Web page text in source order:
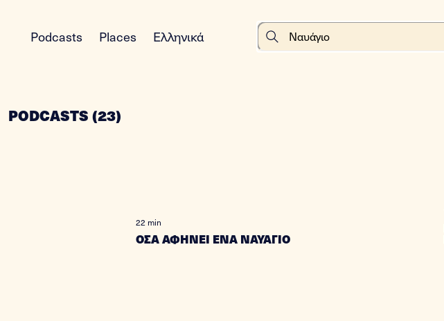
Podcasts Places Ελληνικά
PODCASTS (23)
22 min
ΟΣΑ ΑΦΗΝΕΙ ΕΝΑ ΝΑΥΑΓΙΟ